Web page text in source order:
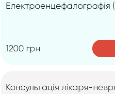
Електроенцефалографія
1200 грн
Консультація лікаря-